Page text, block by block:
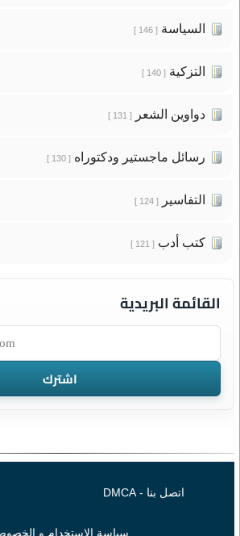
السياسة[ 146 ]
التزكية[ 140 ]
دواوين الشعر[ 131 ]
رسائل ماجستير ودكتوراه[ 130 ]
التفاسير[ 124 ]
كتب أدب[ 121 ]
القائمة البريدية
اتصل بنا - DMCA
سياسة الإستخدام و